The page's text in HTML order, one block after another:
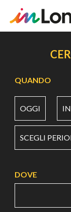
principale
QUANDO
OGGI
SCEGLI
DOVE